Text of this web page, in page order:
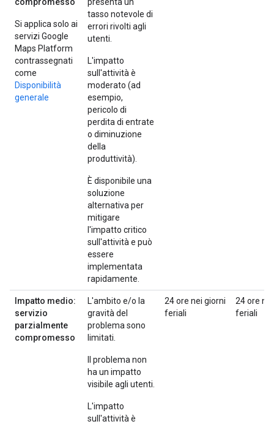
Si applica solo ai
servizi Google
Maps Platform
contrassegnati
come
Disponibilità
generale
tasso notevole di
errori rivolti agli
utenti.
L'impatto
sull'attività è
moderato (ad
esempio,
pericolo di
perdita di entrate
o diminuzione
della
produttività).
È disponibile una
soluzione
alternativa per
mitigare
l'impatto critico
sull'attività e può
essere
implementata
rapidamente.
Impatto medio:
servizio
parzialmente
compromesso
L'ambito e/o la
gravità del
problema sono
limitati.
Il problema non
ha un impatto
visibile agli utenti.
L'impatto
sull'attività è
24 ore nei giorni
feriali
24 ore
feriali